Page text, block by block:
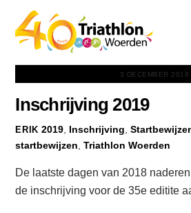
content
3 DECEMBER 2018
Inschrijving 2019
ERIK 2019, Inschrijving,
startbewijzen,Triathlon Woerden
De laatste dagen van 2018
de inschrijving voor de 35e editite